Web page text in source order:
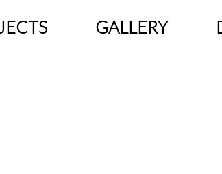
GALLERY